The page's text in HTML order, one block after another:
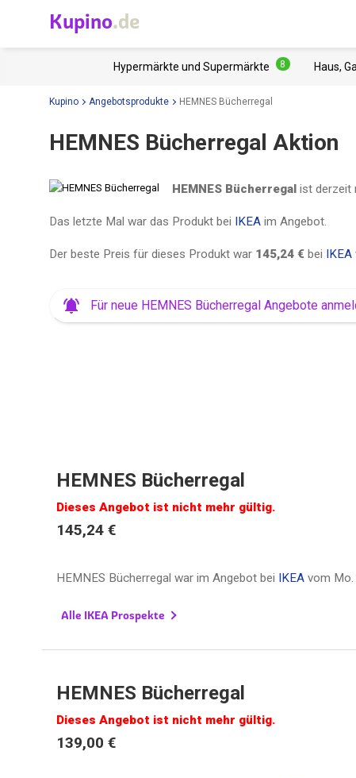
Kupino.de
Hypermärkte und Supermärkte 8 Haus,
Kupino Angebotsprodukte HEMNES Bücherregal
HEMNES Bücherregal Aktion
HEMNES Bücherregal ist derzeit
Das letzte Mal war das Produkt bei IKEA im Angebot.
Der beste Preis für dieses Produkt war 145,24 € bei IKEA
Für neue HEMNES Bücherregal Angebote
HEMNES Bücherregal
Dieses Angebot ist nicht mehr gültig.
145,24 €
HEMNES Bücherregal war im Angebot bei IKEAvom
Alle IKEA Prospekte
HEMNES Bücherregal
Dieses Angebot ist nicht mehr gültig.
139,00 €